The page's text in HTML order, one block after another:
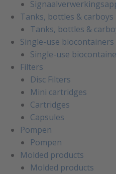
Tanks, bottles & carboys
Tanks, bottles &
Single-use biocontainers
Single-use
Filters
Disc Filters
Mini cartridges
Cartridges
Capsules
Pompen
Pompen
Molded products
Molded products